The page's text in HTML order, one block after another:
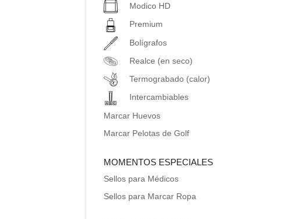
Modico HD
Premium
Bolígrafos
Realce (en seco)
Termograbado (calor)
Intercambiables
Marcar Huevos
Marcar Pelotas de Golf
MOMENTOS ESPECIALES
Sellos para Médicos
Sellos para Marcar Ropa